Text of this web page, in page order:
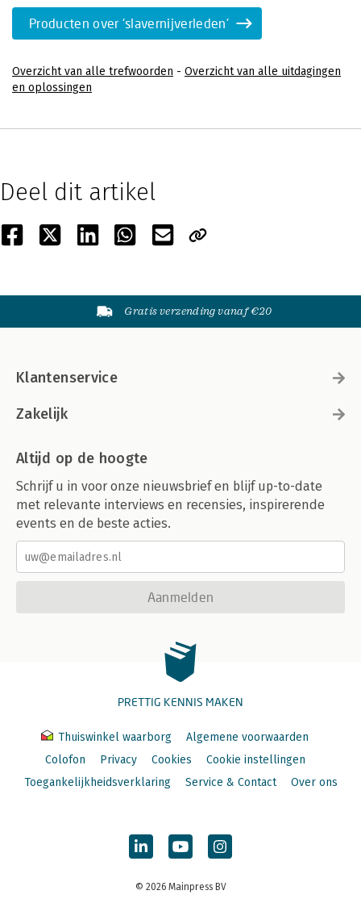
Producten over 'slavernijverleden'
Overzicht van alle trefwoorden - Overzicht van alle uitdagingen
en oplossingen
Deel dit artikel
Gratis verzending vanaf €20
Klantenservice
Zakelijk
Altijd op de hoogte
Schrijf u in voor onze nieuwsbrief en blijf up-to-date
met relevante interviews en recensies, inspirerende
events en de beste acties.
Aanmelden
PRETTIG KENNIS MAKEN
Thuiswinkel waarborg
Algemene voorwaarden
Colofon
Privacy Cookies
Cookie instellingen
Toegankelijkheidsverklaring
Service & Contact Over ons
© 2026 Mainpress BV